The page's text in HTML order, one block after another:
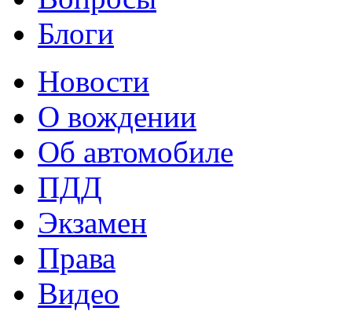
Блоги
Новости
О вождении
Об автомобиле
ПДД
Экзамен
Права
Видео